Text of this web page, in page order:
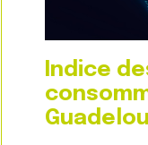
Indice